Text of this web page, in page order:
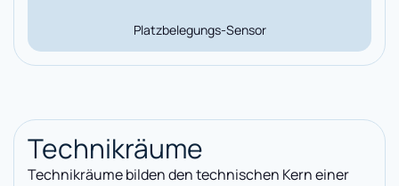
Platzbelegungs-Sensor
Technikräume
Technikräume bilden den technischen Kern einer